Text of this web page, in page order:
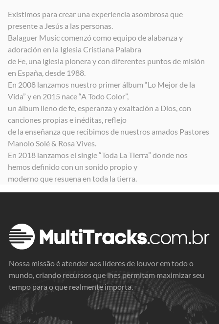
Existimos para crear una experiencia asombrosa que
presente a Jesús a las personas.
Balaguer Music comenzó como equipo de alabanza y
adoración en la Iglesia Cristiana Palabra
de Fe, una iglesia pionera y con diferentes puntos de misión
en España, desde 1988.
En 2008 lanzamos nuestro primer álbum “Lo Mejor de la
Vida” y en 2015 nace “A Todo Color”,
un álbum lleno de fe, esperanza y exaltación a Dios, con
canciones propias e inéditas, reflejo
de la enseñanza que recibimos de nuestros amados Pastores
Manolo Solé & Rosa Vives.
En 2018 lanzamos el single “Toda La Tierra” donde nos
hemos definido con un sonido propio y
moderno que resuena en toda la tierra.
Nossa missão é atender aos líderes de louvor em todo o
mundo, criando recursos que lhes permitam maximizar seu
tempo para o que realmente importa.